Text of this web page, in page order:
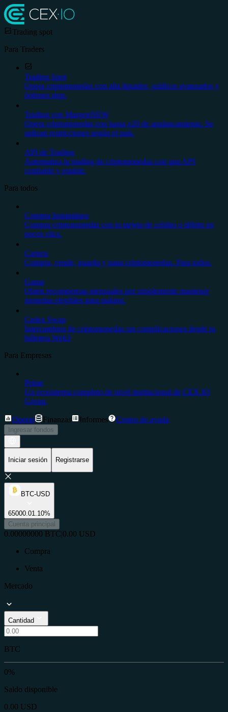
Trading spot
Para Traders
Trading Spot
Opera criptomonedas con alta liquidez, gráficos avanzados y
órdenes stop.
Trading con MargenNEW
Opera criptomonedas con hasta x20 de apalancamiento. Se
aplican restricciones según el país.
API de Trading
Automatiza tu trading de criptomonedas con una API
confiable y estable.
Para todos
Compra Instantánea
Compra criptomonedas con tu tarjeta de crédito o débito en
pocos clics.
Cartera
Compra, vende, guarda y gana criptomonedas. Para todos.
Ganar
Obtén recompensas mensuales por simplemente mantener
monedas elegibles para staking.
Cedex Swap
Intercambios de criptomonedas sin complicaciones desde tu
billetera Web3
Para Empresas
Prime
Un ecosistema completo de nivel institucional de CEX.IO
Group.
Operar Finanzas Informes Centro de ayuda
Ingresar fondos
Iniciar sesión Registrarse
BTC-USD
65000.01.10%
Cuenta principal
0.00000000 BTC|0.00 USD
Compra
Venta
Mercado
Cantidad
BTC
0%
Saldo disponible
0.00 USD